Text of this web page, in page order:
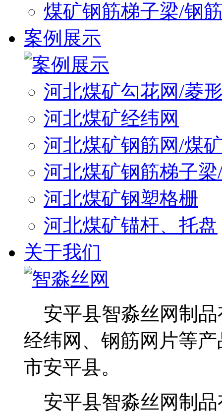
煤矿钢筋梯子梁/钢
案例展示
河北煤矿勾花网/菱
河北煤矿经纬网
河北煤矿钢筋网/煤
河北煤矿钢筋梯子
河北煤矿钢塑格栅
河北煤矿锚杆、托盘
关于我们
安平县智淼丝网制品
经纬网、钢筋网片等
市安平县。
安平县智淼丝网制品